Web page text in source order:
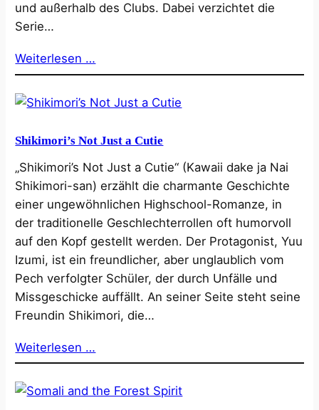
und außerhalb des Clubs. Dabei verzichtet die
Serie…
Weiterlesen …
Shikimori’s Not Just a Cutie
„Shikimori’s Not Just a Cutie“ (Kawaii dake ja Nai
Shikimori-san) erzählt die charmante Geschichte
einer ungewöhnlichen Highschool-Romanze, in
der traditionelle Geschlechterrollen oft humorvoll
auf den Kopf gestellt werden. Der Protagonist, Yuu
Izumi, ist ein freundlicher, aber unglaublich vom
Pech verfolgter Schüler, der durch Unfälle und
Missgeschicke auffällt. An seiner Seite steht seine
Freundin Shikimori, die…
Weiterlesen …